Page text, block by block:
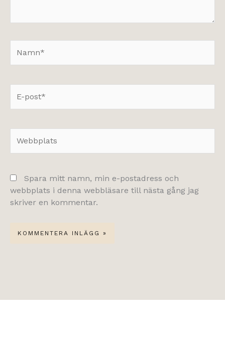
post*
Spara mitt namn, min e-postadress och
webbplats i denna webbläsare till nästa gång jag
skriver en kommentar.